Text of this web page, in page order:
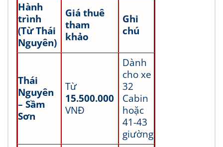
Hành
trình
(Từ Thái
Nguyên)
Giá thuê
tham
khảo
Ghi
chú
Thái
Nguyên
– Sầm
Sơn
Từ
15.500.000
VNĐ
Dành
cho xe
32
Cabin
hoặc
41-43
giường